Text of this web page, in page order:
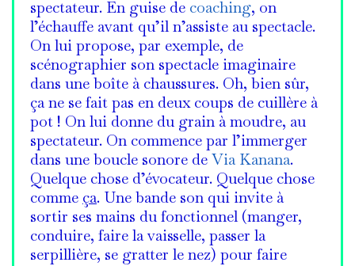
spectateur. En guise de coaching, on
l’échauffe avant qu’il n’assiste au spectacle.
On lui propose, par exemple, de
scénographier son spectacle imaginaire
dans une boîte à chaussures. Oh, bien sûr,
ça ne se fait pas en deux coups de cuillère à
pot ! On lui donne du grain à moudre, au
spectateur. On commence par l’immerger
dans une boucle sonore de Via Kanana.
Quelque chose d’évocateur. Quelque chose
comme ça. Une bande son qui invite à
sortir ses mains du fonctionnel (manger,
conduire, faire la vaisselle, passer la
serpillière, se gratter le nez) pour faire